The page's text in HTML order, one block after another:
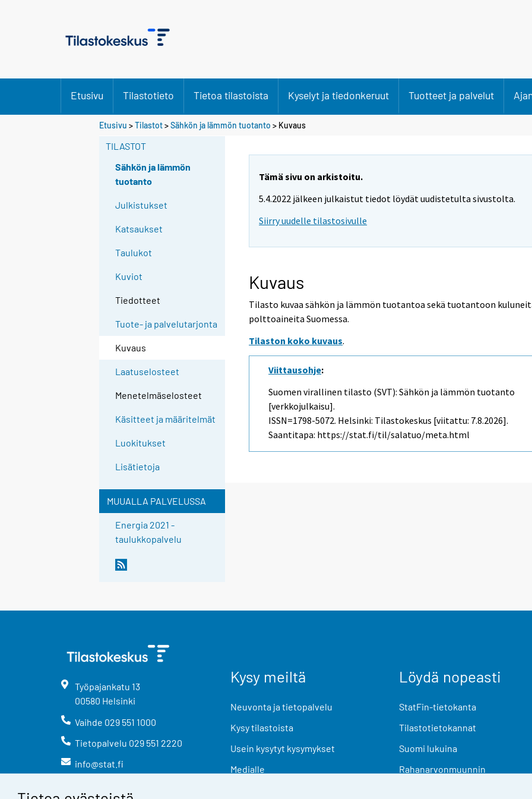
Etusivu Tilastotieto Tietoa tilastoista Kyselyt ja tiedonkeruut Tuotteet ja palvelut
Etusivu >Tilastot>Sähkön ja lämmön tuotanto > Kuvaus
TILASTOT
Sähkön ja lämmön
tuotanto
Julkistukset
Katsaukset
Taulukot
Kuviot
Tiedotteet
Tuote- ja palvelutarjonta
Kuvaus
Laatuselosteet
Menetelmäselosteet
Käsitteet ja määritelmät
Luokitukset
Lisätietoja
MUUALLA PALVELUSSA
Energia 2021 -
taulukkopalvelu
Tämä sivu on arkistoitu.
5.4.2022 jälkeen julkaistut tiedot löydät uudistetulta sivustolta.
Siirry uudelle tilastosivulle
Kuvaus
Tilasto kuvaa sähkön ja lämmön tuotantoa sekä tuotantoon
polttoaineita Suomessa.
Tilaston koko kuvaus.
Viittausohje:
Suomen virallinen tilasto (SVT): Sähkön ja lämmön tuotanto
[verkkojulkaisu].
ISSN=1798-5072. Helsinki: Tilastokeskus [viitattu: 7.8.2026].
Saantitapa: https://stat.fi/til/salatuo/meta.html
Työpajankatu 13
00580 Helsinki
Vaihde 029 551 1000
Tietopalvelu 029 551 2220
info@stat.fi
Kysy meiltä
Neuvonta ja tietopalvelu
Kysy tilastoista
Usein kysytyt kysymykset
Medialle
Löydä nopeasti
StatFin-tietokanta
Tilastotietokannat
Suomi lukuina
Rahanarvonmuunnin